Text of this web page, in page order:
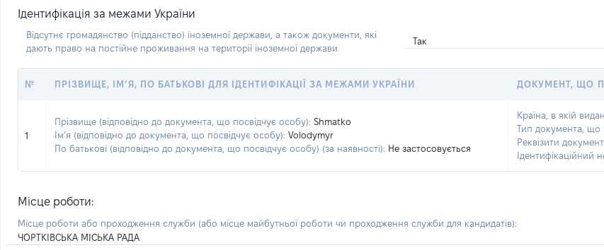
Ідентифікація за межами України
Відсутнє громадянство (підданство) іноземної держави, а також документи, які
дають право на постійне проживання на території іноземної держави
Так
№ ПРІЗВИЩЕ, ІМ’Я, ПО БАТЬКОВІ ДЛЯ ІДЕНТИФІКАЦІЇ ЗА МЕЖАМИ УКРАЇНИ ДОКУМЕНТ, ЩО
1
Прізвище (відповідно до документа, що посвідчує особу): Shmatko
Ім’я (відповідно до документа, що посвідчує особу): Volodymyr
По батькові (відповідно до документа, що посвідчує особу) (за наявності): Не застосовується
Країна, в якій
Тип документа, що
Реквізити
Ідентифікаційний
Місце роботи:
Місце роботи або проходження служби (або місце майбутньої роботи чи проходження служби для кандидатів):
ЧОРТКІВСЬКА МІСЬКА РАДА